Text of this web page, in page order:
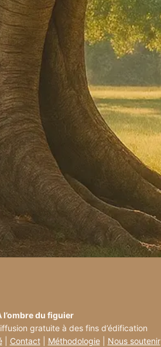
l’ombre du figuier
gratuite à des fins d’édification
| Contact| Méthodologie| Nous soutenir